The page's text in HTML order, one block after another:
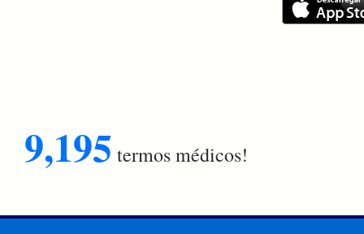
9,195 termos médicos!